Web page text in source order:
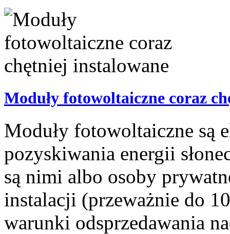
Moduły fotowoltaiczne coraz
Moduły fotowoltaiczne są
pozyskiwania energii
są nimi albo osoby
instalacji (przeważnie do
warunki odsprzedawania